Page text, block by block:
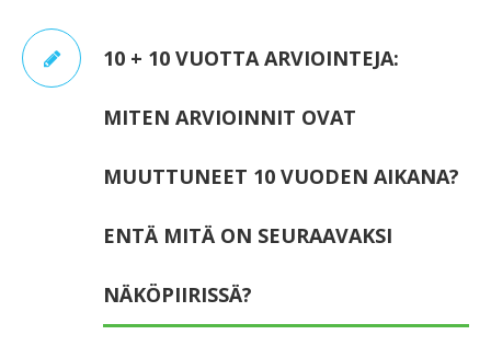
10 + 10 VUOTTA ARVIOINTEJA:
MITEN ARVIOINNIT OVAT
MUUTTUNEET 10 VUODEN AIKANA?
ENTÄ MITÄ ON SEURAAVAKSI
NÄKÖPIIRISSÄ?